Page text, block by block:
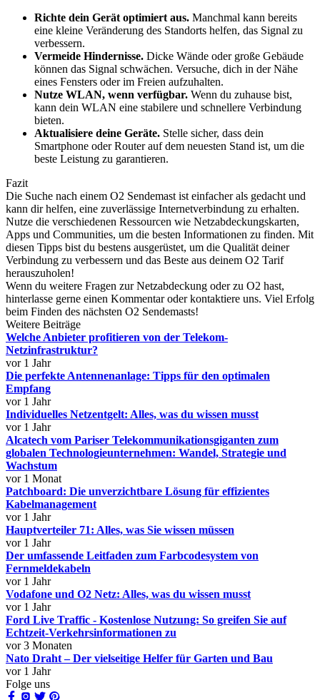
Richte dein Gerät optimiert aus. Manchmal kann bereits
eine kleine Veränderung des Standorts helfen, das Signal zu
verbessern.
Vermeide Hindernisse. Dicke Wände oder große Gebäude
können das Signal schwächen. Versuche, dich in der Nähe
eines Fensters oder im Freien aufzuhalten.
Nutze WLAN, wenn verfügbar. Wenn du zuhause bist,
kann dein WLAN eine stabilere und schnellere Verbindung
bieten.
Aktualisiere deine Geräte. Stelle sicher, dass dein
Smartphone oder Router auf dem neuesten Stand ist, um die
beste Leistung zu garantieren.
Fazit
Die Suche nach einem O2 Sendemast ist einfacher als gedacht und
kann dir helfen, eine zuverlässige Internetverbindung zu erhalten.
Nutze die verschiedenen Ressourcen wie Netzabdeckungskarten,
Apps und Communities, um die besten Informationen zu finden. Mit
diesen Tipps bist du bestens ausgerüstet, um die Qualität deiner
Verbindung zu verbessern und das Beste aus deinem O2 Tarif
herauszuholen!
Wenn du weitere Fragen zur Netzabdeckung oder zu O2 hast,
hinterlasse gerne einen Kommentar oder kontaktiere uns. Viel Erfolg
beim Finden des nächsten O2 Sendemasts!
Weitere Beiträge
Welche Anbieter profitieren von der Telekom-
Netzinfrastruktur?
vor 1 Jahr
Die perfekte Antennenanlage: Tipps für den optimalen
Empfang
vor 1 Jahr
Individuelles Netzentgelt: Alles, was du wissen musst
vor 1 Jahr
Alcatech vom Pariser Telekommunikationsgiganten zum
globalen Technologieunternehmen: Wandel, Strategie und
Wachstum
vor 1 Monat
Patchboard: Die unverzichtbare Lösung für effizientes
Kabelmanagement
vor 1 Jahr
Hauptverteiler 71: Alles, was Sie wissen müssen
vor 1 Jahr
Der umfassende Leitfaden zum Farbcodesystem von
Fernmeldekabeln
vor 1 Jahr
Vodafone und O2 Netz: Alles, was du wissen musst
vor 1 Jahr
Ford Live Traffic - Kostenlose Nutzung: So greifen Sie auf
Echtzeit-Verkehrsinformationen zu
vor 3 Monaten
Nato Draht – Der vielseitige Helfer für Garten und Bau
vor 1 Jahr
Folge uns